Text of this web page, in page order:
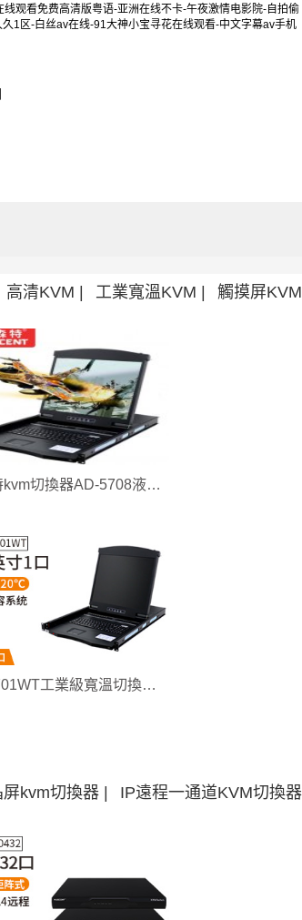
观看免费高清版粤语-亚洲在线不卡-午夜激情电影院-自拍偷
1区-白丝av在线-91大神小宝寻花在线观看-中文字幕av手机
高清KVM | 工業寬溫KVM | 觸摸屏KVM
麥森特kvm切換器AD-5708液晶LCD17英寸8口
AE-1701WT工業級寬溫切換器17英寸液晶1口
kvm切換器 | IP遠程一通道KVM切換器